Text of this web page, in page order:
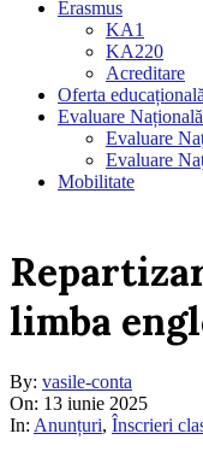
Erasmus
KA1
KA220
Acreditare
Oferta educațională
Evaluare Națională
Evaluare
Evaluare
Mobilitate
limba
By: vasile-conta
On: 13 iunie 2025
In: Anunțuri, Înscrieri